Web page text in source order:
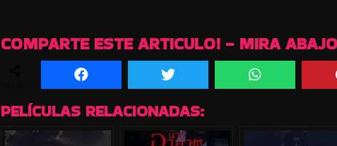
COMPARTE ESTE ARTICULO! - MIRA
PELÍCULAS RELACIONADAS: